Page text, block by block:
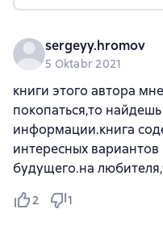
sergeyy.hromov
5 Oktabr 2021
книги этого автора
покопаться,то
информации.книга
интересных
будущего.на
2 1